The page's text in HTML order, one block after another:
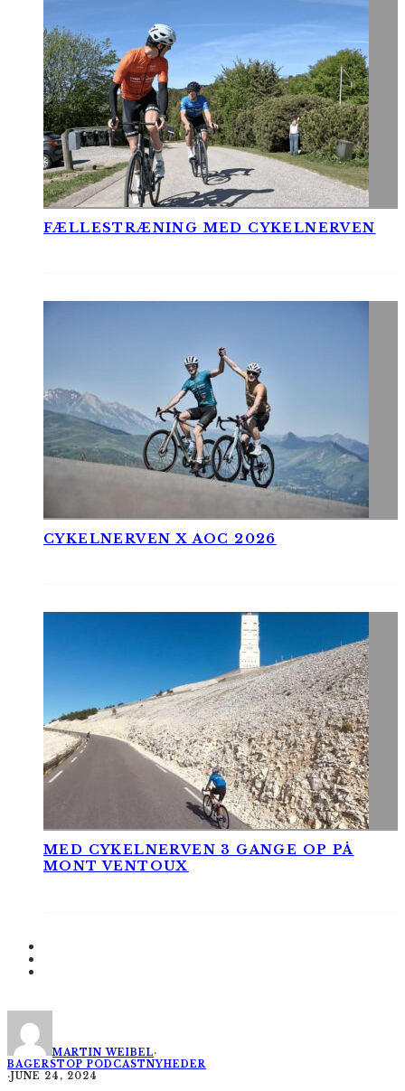
FÆLLESTRÆNING MED CYKELNERVEN
CYKELNERVEN X AOC 2026
MED CYKELNERVEN 3 GANGE OP PÅ
MONT VENTOUX
MARTIN WEIBEL·
BAGERSTOP PODCASTNYHEDER
·JUNE 24, 2024